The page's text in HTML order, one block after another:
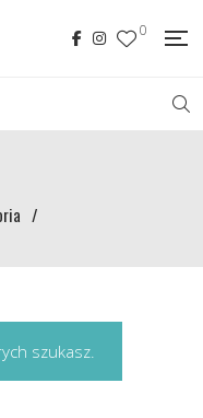
0
/
szukasz.